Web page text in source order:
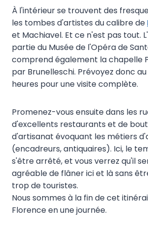
À l'intérieur se trouvent des
les tombes d'artistes du calibre de
et Machiavel. Et ce n'est pas tout.
partie du Musée de l'Opéra de
comprend également la chapelle
par Brunelleschi. Prévoyez donc
heures pour une visite complète.
Promenez-vous ensuite dans les
d'excellents restaurants et de
d'artisanat évoquant les métiers
(encadreurs, antiquaires). Ici, le
s'être arrêté, et vous verrez qu'il
agréable de flâner ici et là sans
trop de touristes.
Nous sommes à la fin de cet
Florence en une journée.